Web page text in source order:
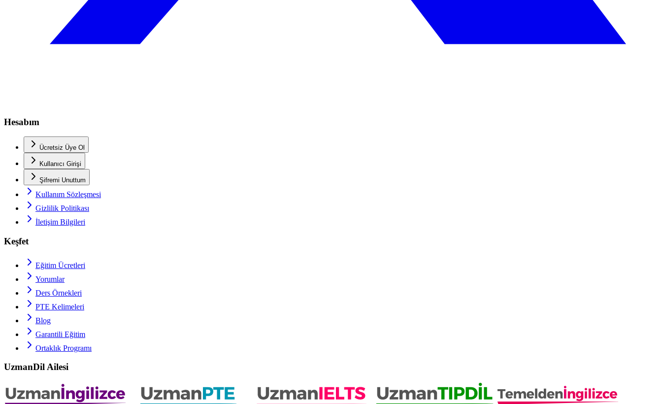
Hesabım
Ücretsiz Üye Ol
Kullanıcı Girişi
Şifremi Unuttum
Kullanım Sözleşmesi
Gizlilik Politikası
İletişim Bilgileri
Keşfet
Eğitim Ücretleri
Yorumlar
Ders Örnekleri
PTE Kelimeleri
Blog
Garantili Eğitim
Ortaklık Programı
UzmanDil Ailesi